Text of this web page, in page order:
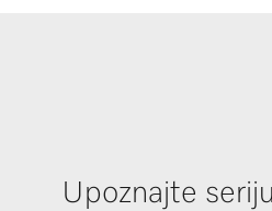
Upoznajte